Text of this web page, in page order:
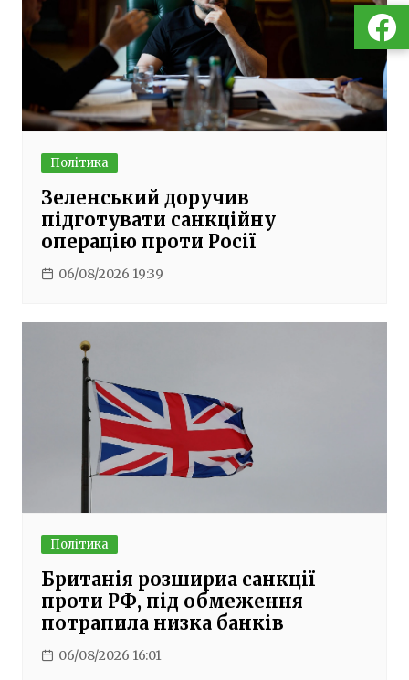
Політика
Зеленський доручив
підготувати санкційну
операцію проти Росії
06/08/2026 19:39
Політика
Британія розшириа санкції
проти РФ, під обмеження
потрапила низка банків
06/08/2026 16:01